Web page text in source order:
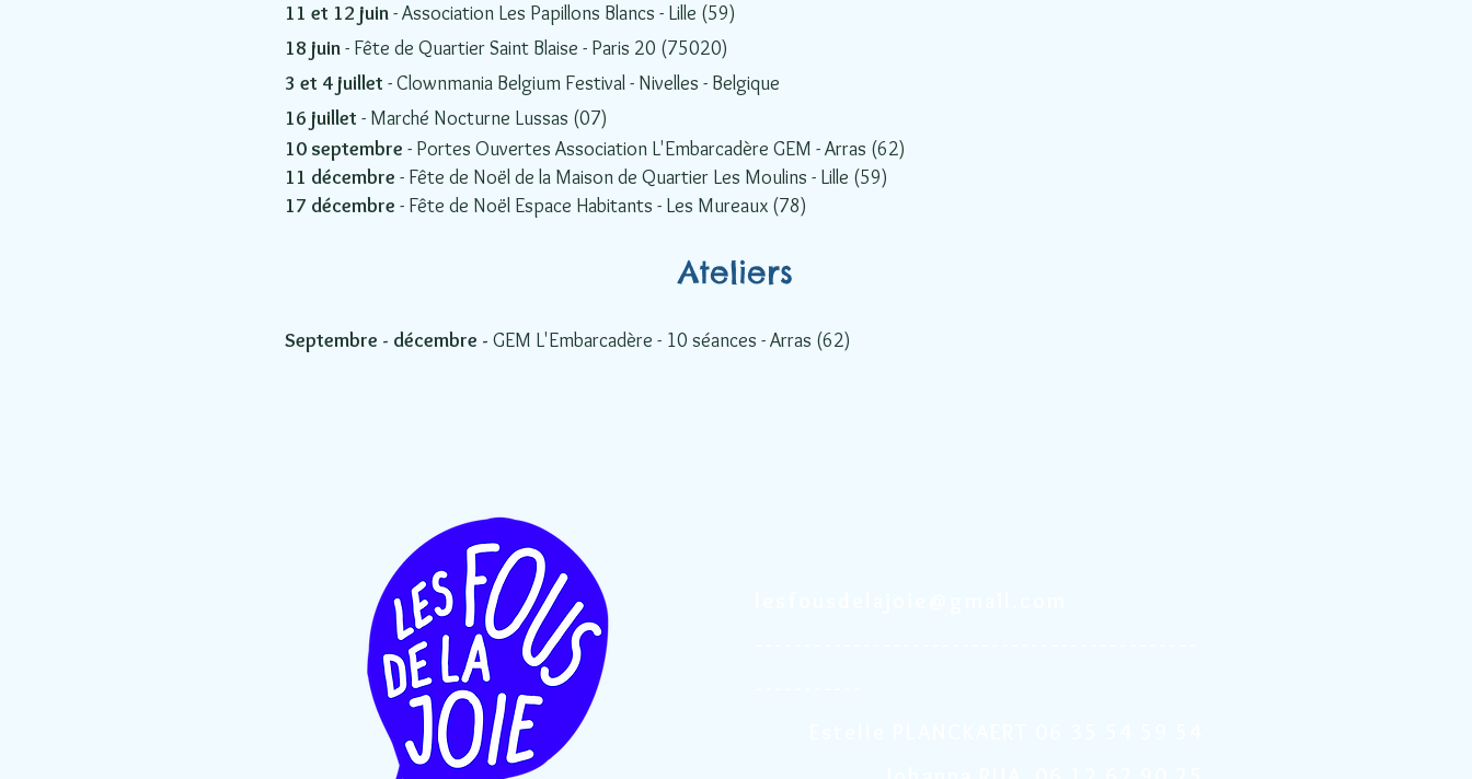
11 et 12 juin- Association Les Papillons Blancs - Lille (59)
18 juin- Fête de Quartier Saint Blaise - Paris 20 (75020)
3 et 4 juillet - Clownmania Belgium Festival - Nivelles - Belgique
16 juillet - Marché Nocturne Lussas (07)
10 septembre - Portes Ouvertes Association L'Embarcadère GEM - Arras (62)
11 décembre - Fête de Noël de la Maison de Quartier Les Moulins - Lille (59)
17 décembre - Fête de Noël Espace Habitants - Les Mureaux (78)
Ateliers
Septembre - décembre - GEM L'Embarcadère - 10 séances - Arras (62)